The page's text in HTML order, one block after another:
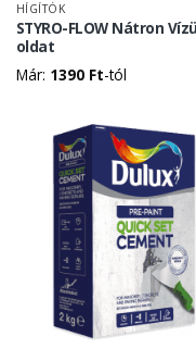
HÍGÍTÓK
STYRO-FLOW Nátron
oldat
Már: 1390 Ft-tól